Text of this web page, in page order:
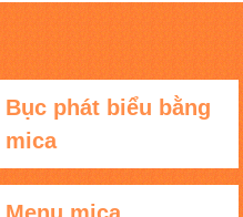
Bục phát biểu bằng
mica